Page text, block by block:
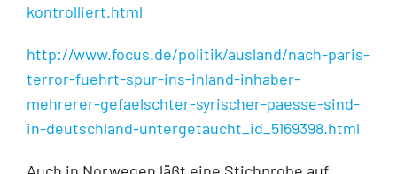
kontrolliert.html
http://www.focus.de/politik/ausland/nach-paris-
terror-fuehrt-spur-ins-inland-inhaber-
mehrerer-gefaelschter-syrischer-paesse-sind-
in-deutschland-untergetaucht_id_5169398.html